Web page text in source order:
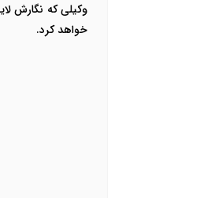
وکیلی که نگارش
خواهد کرد.